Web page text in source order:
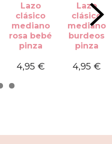
Lazo
clásico
mediano
rosa bebé
pinza
4,95 €
Lazo
clásico
mediano
burdeos
pinza
4,95 €